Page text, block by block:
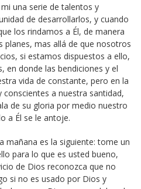
una serie de talentos y
de desarrollarlos, y cuando
los rindamos a Él, de manera
planes, mas allá de que nosotros
si estamos dispuestos a ello,
en donde las bendiciones y el
vida de constante, pero en la
a nuestra santidad,
de su gloria por medio nuestro
a Él se le antoje.
mañana es la siguiente: tome un
para lo que es usted bueno,
de Dios reconozca que no
si no es usado por Dios y